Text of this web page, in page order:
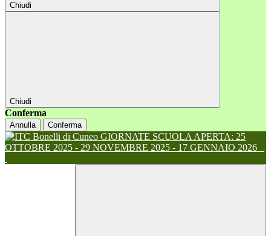
Chiudi
Chiudi
Conferma
Annulla Conferma
GIORNATE SCUOLA APERTA: 25
OTTOBRE 2025 - 29 NOVEMBRE 2025 - 17 GENNAIO 2026